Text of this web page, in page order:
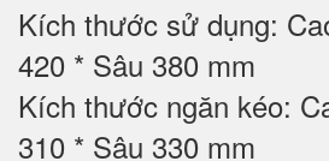
Kích thước sử dụng:
420 * Sâu 380 mm
Kích thước ngăn kéo:
310 * Sâu 330 mm